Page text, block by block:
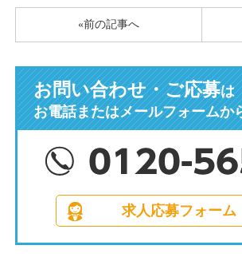
«前の記事へ
お問い合わせ・ご応募は
お電話またはメールフォームか
求人応募フォーム